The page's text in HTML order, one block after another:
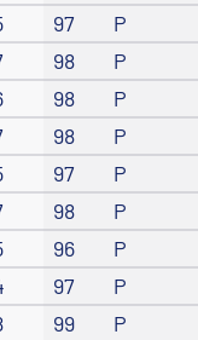
97
P
98
P
98
P
98
P
97
P
98
P
96
P
97
P
99
P